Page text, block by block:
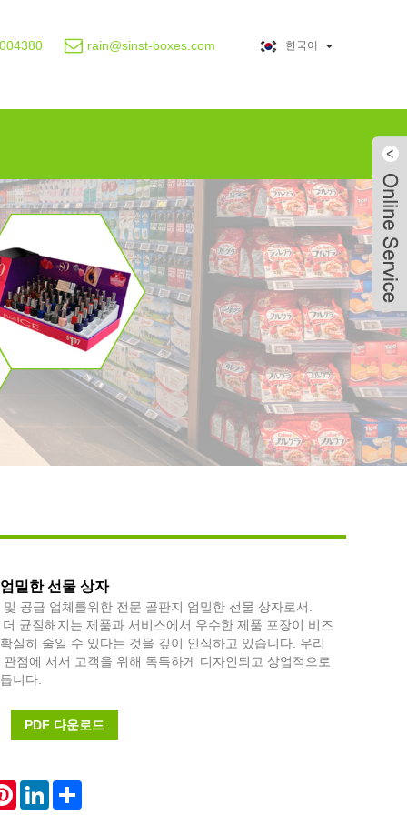
한국어
rain@sinst-boxes.com
밀한 선물 상자
공급 업체를위한 전문 골판지 엄밀한 선물 상자로서.
균질해지는 제품과 서비스에서 우수한 제품 포장이 비즈
실히 줄일 수 있다는 것을 깊이 인식하고 있습니다. 우리
점에 서서 고객을 위해 독특하게 디자인되고 상업적으로
니다.
PDF 다운로드
PinterestLinkedInShare